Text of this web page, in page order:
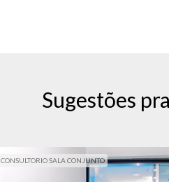
Sugestões
CONSULTORIO SALA CONJUNTO